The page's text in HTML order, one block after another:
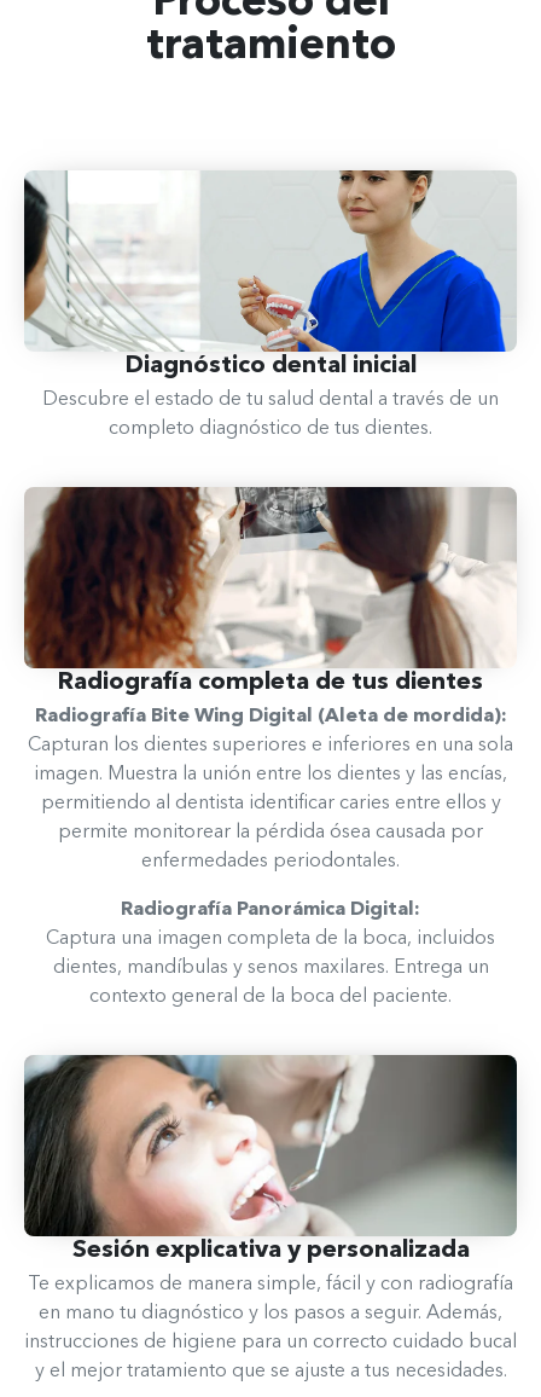
tratamiento
Diagnóstico dental​ inicial
Descubre el estado de tu salud dental a través de un
completo diagnóstico de tus dientes.
Radiografía completa de tus dientes​
Radiografía Bite Wing Digital (Aleta de mordida):
Capturan los dientes superiores e inferiores en una sola
imagen. Muestra la unión entre los dientes y las encías,
permitiendo al dentista identificar caries entre ellos y
permite monitorear la pérdida ósea causada por
enfermedades periodontales.
Radiografía Panorámica Digital:
Captura una imagen completa de la boca, incluidos
dientes, mandíbulas y senos maxilares. Entrega un
contexto general de la boca del paciente.
Sesión explicativa y personalizada
Te explicamos de manera simple, fácil y con radiografía
en mano tu diagnóstico y los pasos a seguir. Además,
instrucciones de higiene para un correcto cuidado bucal
y el mejor tratamiento que se ajuste a tus necesidades.